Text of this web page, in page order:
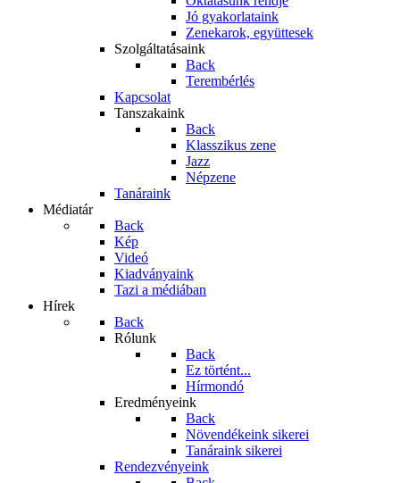
Jó gyakorlataink
Zenekarok, együttesek
Szolgáltatásaink
Back
Terembérlés
Kapcsolat
Tanszakaink
Back
Klasszikus zene
Jazz
Népzene
Tanáraink
Médiatár
Back
Kép
Videó
Kiadványaink
Tazi a médiában
Hírek
Back
Rólunk
Back
Ez történt...
Hírmondó
Eredményeink
Back
Növendékeink sikerei
Tanáraink sikerei
Rendezvényeink